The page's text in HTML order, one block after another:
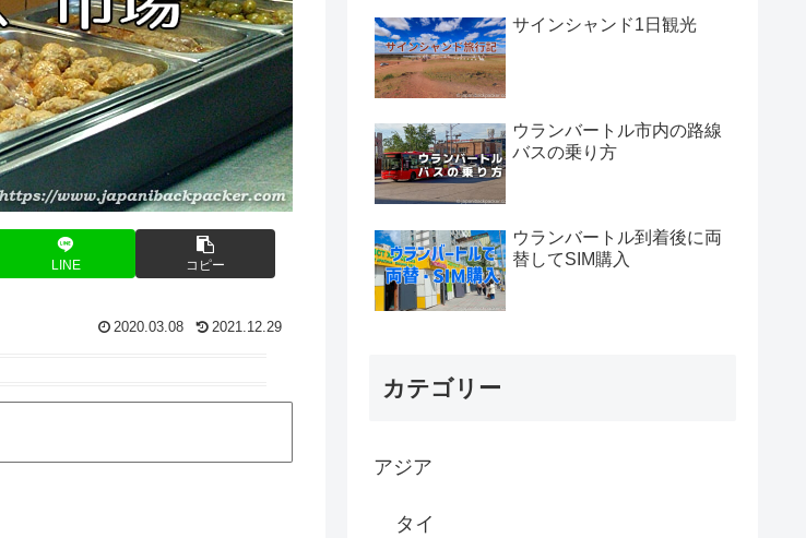
LINE コピー
2020.03.08 2021.12.29
サインシャンド1日観光
ウランバートル市内の路線
バスの乗り方
ウランバートル到着後に両
替してSIM購入
カテゴリー
アジア
タイ